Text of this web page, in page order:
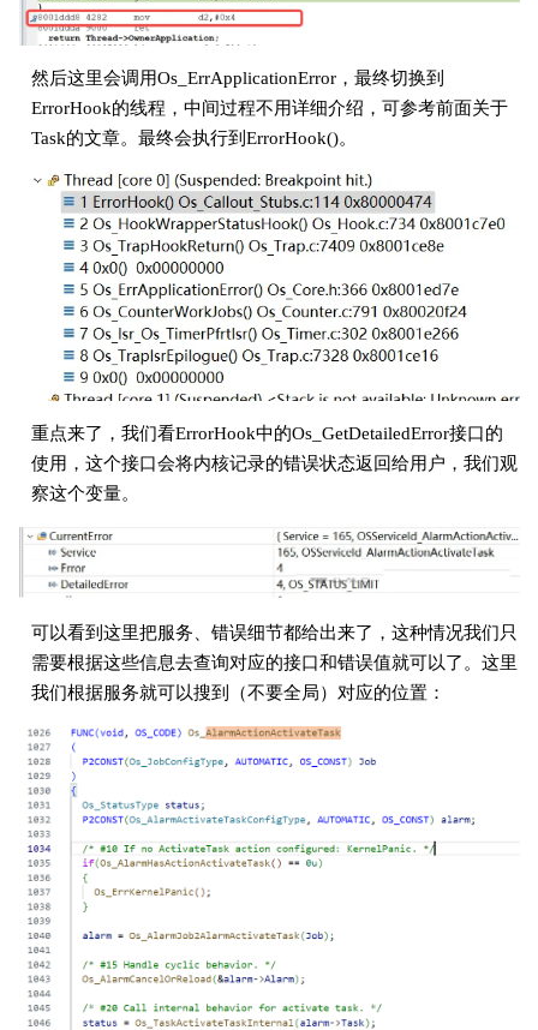
然后这里会调用Os_ErrApplicationError，最终切换到
ErrorHook的线程，中间过程不用详细介绍，可参考前面关于
Task的文章。最终会执行到ErrorHook()。
重点来了，我们看ErrorHook中的Os_GetDetailedError接口的
使用，这个接口会将内核记录的错误状态返回给用户，我们观
察这个变量。
可以看到这里把服务、错误细节都给出来了，这种情况我们只
需要根据这些信息去查询对应的接口和错误值就可以了。这里
我们根据服务就可以搜到（不要全局）对应的位置：